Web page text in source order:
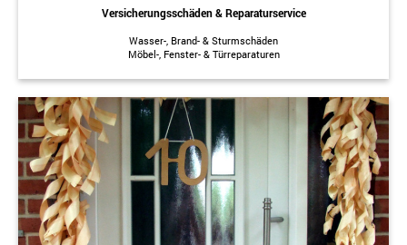
Versicherungsschäden & Reparaturservice
Wasser-, Brand- & Sturmschäden
Möbel-, Fenster- & Türreparaturen